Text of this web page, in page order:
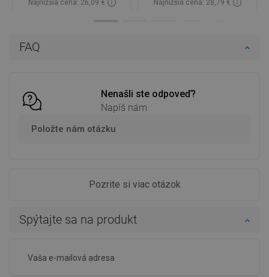
FAQ
Nenašli ste odpoveď?
Napíš nám
Položte nám otázku
Pozrite si viac otázok
Spýtajte sa na produkt
Najnižšia cena: 26,09 €
Najnižšia cena: 28,79 €